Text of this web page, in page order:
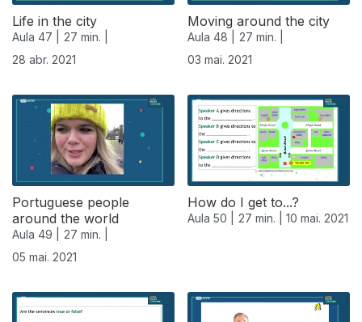
Life in the city
Aula 47 |
27 min. |
28 abr. 2021
Moving around the city
Aula 48 |
27 min. |
03 mai. 2021
Portuguese people
around the world
Aula 49 |
27 min. |
05 mai. 2021
How do I get to...?
Aula 50 | 27 min. | 10 mai. 2021